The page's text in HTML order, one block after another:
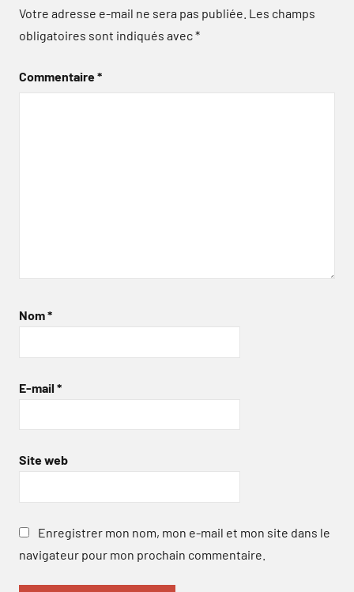
Votre adresse e-mail ne sera pas publiée. Les champs
obligatoires sont indiqués avec*
Commentaire*
Nom*
E-mail *
Site web
Enregistrer mon nom, mon e-mail et mon site dans le
navigateur pour mon prochain commentaire.